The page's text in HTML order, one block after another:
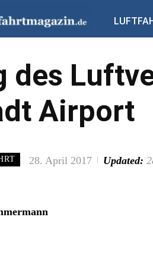
des
Airport
28. April 2017 Updated: